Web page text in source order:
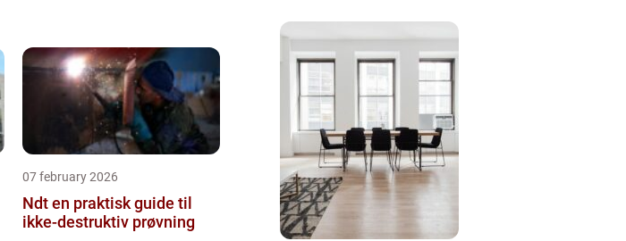
07 february 2026
Ndt en praktisk guide til
ikke-destruktiv prøvning